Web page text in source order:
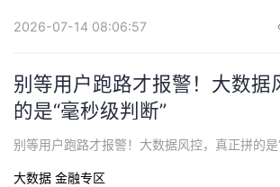
2026-07-14 08:06:57
别等用户跑路才报警！大数据
的是“毫秒级判断”
别等用户跑路才报警！大数据风控，真正拼的是
大数据 金融专区